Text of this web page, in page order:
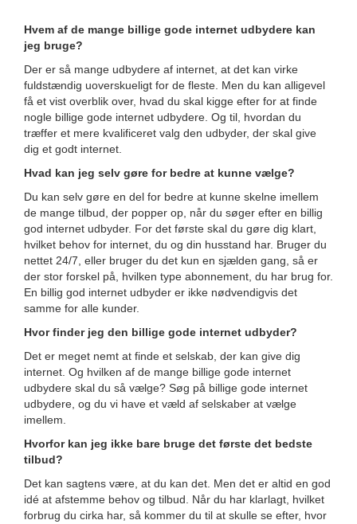
Hvem af de mange billige gode internet udbydere kan
jeg bruge?
Der er så mange udbydere af internet, at det kan virke
fuldstændig uoverskueligt for de fleste. Men du kan alligevel
få et vist overblik over, hvad du skal kigge efter for at finde
nogle billige gode internet udbydere. Og til, hvordan du
træffer et mere kvalificeret valg den udbyder, der skal give
dig et godt internet.
Hvad kan jeg selv gøre for bedre at kunne vælge?
Du kan selv gøre en del for bedre at kunne skelne imellem
de mange tilbud, der popper op, når du søger efter en billig
god internet udbyder. For det første skal du gøre dig klart,
hvilket behov for internet, du og din husstand har. Bruger du
nettet 24/7, eller bruger du det kun en sjælden gang, så er
der stor forskel på, hvilken type abonnement, du har brug for.
En billig god internet udbyder er ikke nødvendigvis det
samme for alle kunder.
Hvor finder jeg den billige gode internet udbyder?
Det er meget nemt at finde et selskab, der kan give dig
internet. Og hvilken af de mange billige gode internet
udbydere skal du så vælge? Søg på billige gode internet
udbydere, og du vi have et væld af selskaber at vælge
imellem.
Hvorfor kan jeg ikke bare bruge det første det bedste
tilbud?
Det kan sagtens være, at du kan det. Men det er altid en god
idé at afstemme behov og tilbud. Når du har klarlagt, hvilket
forbrug du cirka har, så kommer du til at skulle se efter, hvor